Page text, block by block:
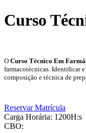
Curso
O Curso Técnico Em
farmacotécnicas. Identificar
composição e técnica de
Reservar Matrícula
Carga Horária: 1200H:s
CBO: